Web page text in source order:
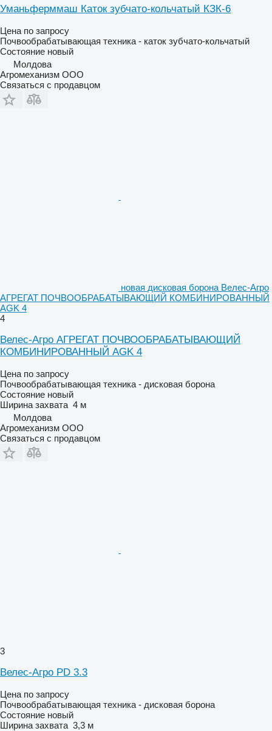
Уманьферммаш Каток зубчато-кольчатый КЗК-6
Цена по запросу
Почвообрабатывающая техника - каток зубчато-кольчатый
Состояние новый
Молдова
Агромеханизм ООО
Связаться с продавцом
новая дисковая борона Велес-Агро
АГРЕГАТ ПОЧВООБРАБАТЫВАЮЩИЙ КОМБИНИРОВАННЫЙ
AGK 4
4
Велес-Агро АГРЕГАТ ПОЧВООБРАБАТЫВАЮЩИЙ
КОМБИНИРОВАННЫЙ AGK 4
Цена по запросу
Почвообрабатывающая техника - дисковая борона
Состояние новый
Ширина захвата 4 м
Молдова
Агромеханизм ООО
Связаться с продавцом
3
Велес-Агро PD 3.3
Цена по запросу
Почвообрабатывающая техника - дисковая борона
Состояние новый
Ширина захвата 3,3 м